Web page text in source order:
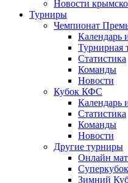
Новости
Турниры
Чемпионат
Календарь
Турнирная
Статистика
Команды
Новости
Кубок КФС
Календарь
Статистика
Команды
Новости
Другие турниры
Онлайн
Зимний